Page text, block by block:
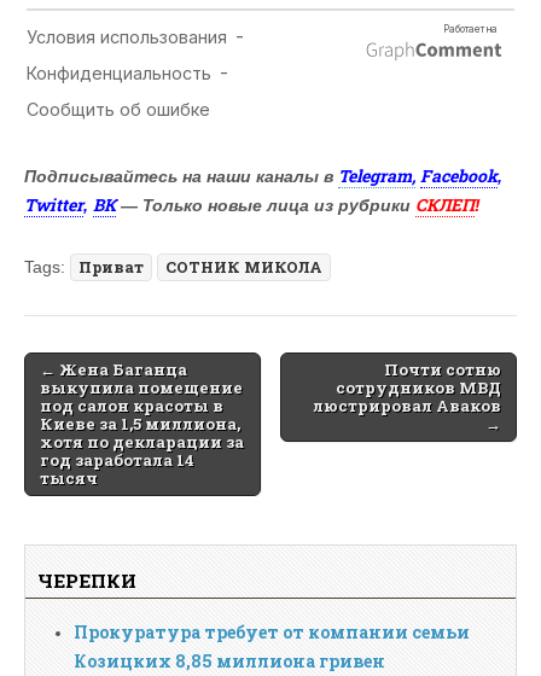
Подписывайтесь на наши каналы в Telegram, Facebook,
Twitter, ВК — Только новые лица из рубрики СКЛЕП!
Tags: Приват СОТНИК МИКОЛА
Post
navigation
← Жена Баганца
выкупила помещение
под салон красоты в
Киеве за 1,5 миллиона,
хотя по декларации за
год заработала 14
тысяч
Почти сотню
сотрудников МВД
люстрировал Аваков
→
ЧЕРЕПКИ
Прокуратура требует от компании семьи
Козицких 8,85 миллиона гривен